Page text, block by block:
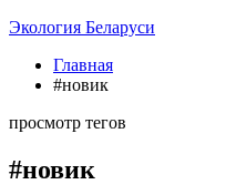
Экология Беларуси
Главная
#новик
просмотр тегов
#новик